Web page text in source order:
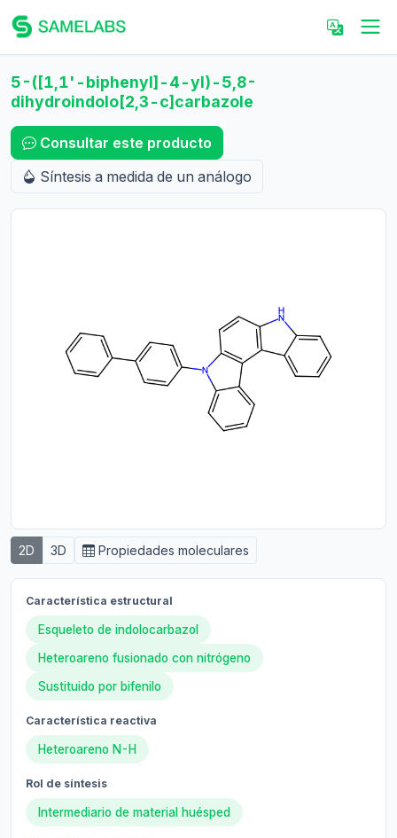
5-([1,1'-biphenyl]-4-yl)-5,8-
dihydroindolo[2,3-c]carbazole
Consultar este producto
Síntesis a medida de un análogo
2D 3D Propiedades moleculares
Característica estructural
Esqueleto de indolocarbazol
Heteroareno fusionado con nitrógeno
Sustituido por bifenilo
Característica reactiva
Heteroareno N-H
Rol de síntesis
Intermediario de material huésped